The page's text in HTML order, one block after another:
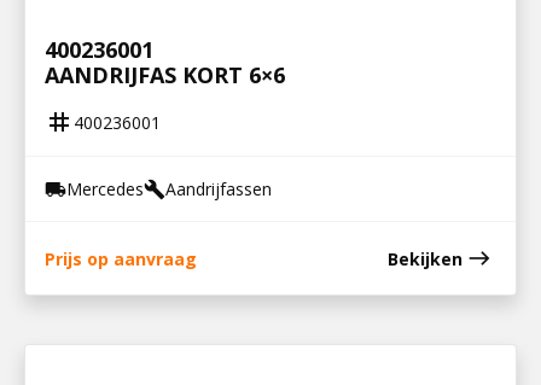
400236001
AANDRIJFAS KORT 6×6
tag 400236001
local_shippingMercedesbuildAandrijfassen
Prijs op aanvraag Bekijken east